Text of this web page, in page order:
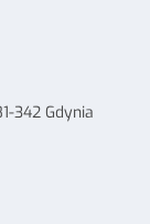
342 Gdynia